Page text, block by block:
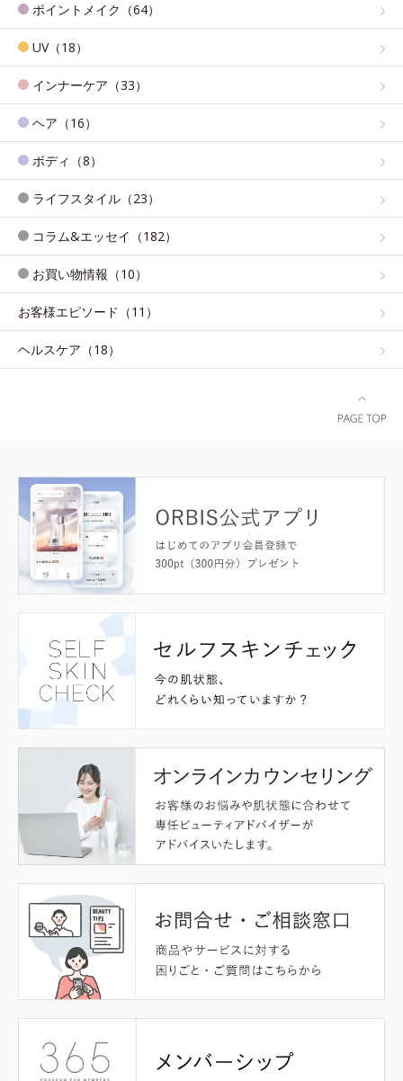
ポイントメイク（64）
UV（18）
インナーケア（33）
ヘア（16）
ボディ（8）
ライフスタイル（23）
コラム&エッセイ（182）
お買い物情報（10）
お客様エピソード（11）
ヘルスケア（18）